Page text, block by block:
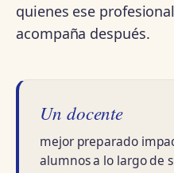
quienes ese
acompaña después.
Un docente
mejor preparado
alumnos a lo largo de